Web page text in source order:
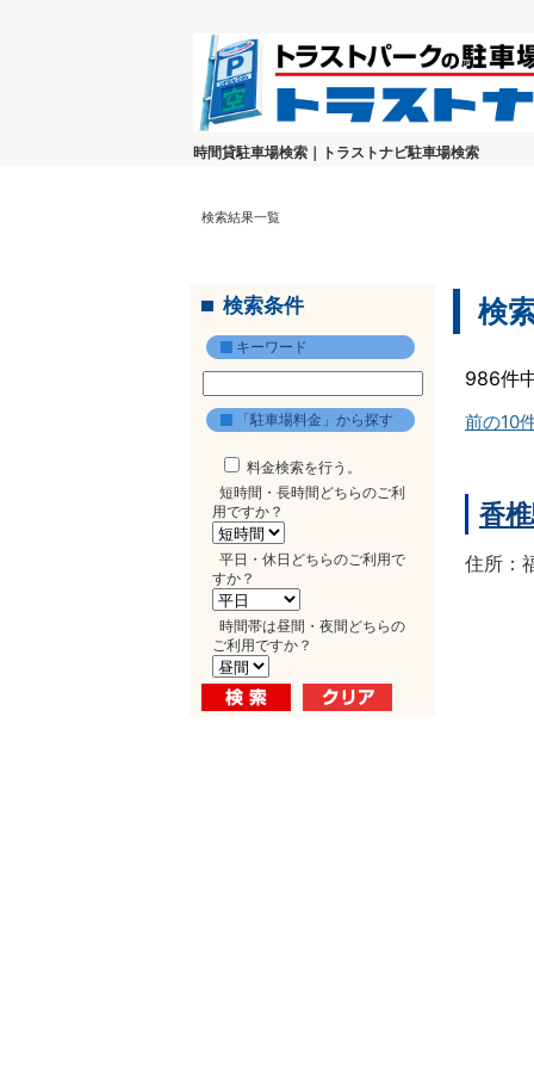
時間貸駐車場検索｜トラストナビ駐車場検索
検索結果一覧
検索条件
キーワード
「駐車場料金」から探す
料金検索を行う。
短時間・長時間どちらのご利
用ですか？
平日・休日どちらのご利用で
すか？
時間帯は昼間・夜間どちらの
ご利用ですか？
検
986件
前の10
香
住所：